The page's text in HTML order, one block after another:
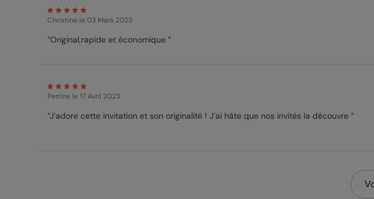
Christine le 03 Mars 2025
“Original,rapide et économique ”
Perrine le 17 Avril 2023
“J’adore cette invitation et son originalité ! J’ai hâte que nos invités la découvre ”